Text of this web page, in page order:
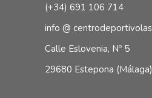
(+34) 691 106 714
info @
Calle Eslovenia, Nº 5
29680 Estepona (Málaga)